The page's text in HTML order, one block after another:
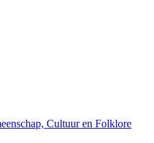
Cultuur en Folklore